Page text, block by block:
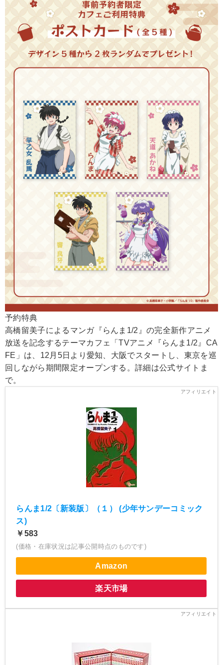
予約特典
高橋留美子によるマンガ『らんま1/2』の完全新作アニメ
放送を記念するテーマカフェ「TVアニメ『らんま1/2』CA
FE」は、12月5日より愛知、大阪でスタートし、東京を巡
回しながら期間限定オープンする。詳細は公式サイトま
で。
らんま1/2〔新装版〕（１） (少年サンデーコミック
ス)
￥583
(価格・在庫状況は記事公開時点のものです)
Amazon
楽天市場